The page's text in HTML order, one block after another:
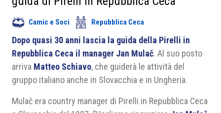
Partner
Progetti
Area riservata
Camic e Soci Repubblica Ceca
Dopo quasi 30 anni lascia la guida della Pirelli in
Repubblica Ceca il manager Jan Mulač. Al suo posto
arriva Matteo Schiavo, che guiderà le attività del
gruppo italiano anche in Slovacchia e in Ungheria.
Mulač era country manager di Pirelli in Repubblica Ceca